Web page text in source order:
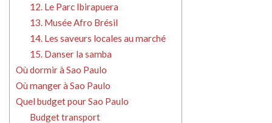
12. Le Parc Ibirapuera
13. Musée Afro Brésil
14. Les saveurs locales au marché
15. Danser la samba
Où dormir à Sao Paulo
Où manger à Sao Paulo
Quel budget pour Sao Paulo
Budget transport